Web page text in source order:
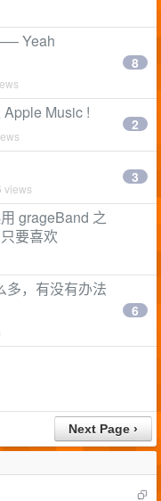
Yeah
8
Music !
2
views
3
grageBand 之
要喜欢
多，有没有办法
6